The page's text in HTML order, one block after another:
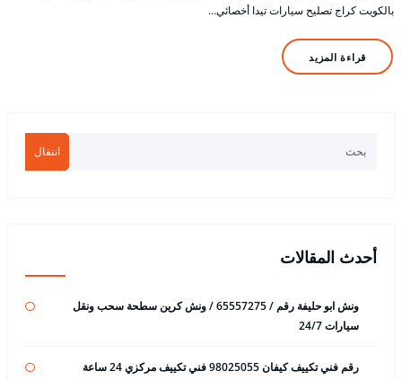
بالكويت كراج تصليح سيارات تيدا أخصائي…
قراءة المزيد
انتقال
أحدث المقالات
ونش ابو حليفة رقم / 65557275 / ونش كرين سطحة سحب ونقل
سيارات 24/7
رقم فني تكييف كيفان 98025055 فني تكييف مركزي 24 ساعة